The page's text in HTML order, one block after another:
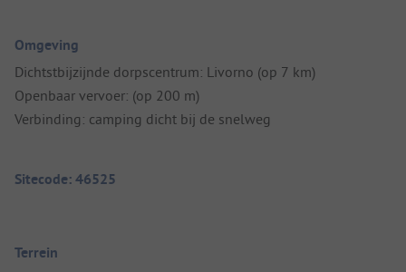
Omgeving
Dichtstbijzijnde dorpscentrum: Livorno (op 7 km)
Openbaar vervoer: (op 200 m)
Verbinding: camping dicht bij de snelweg
Sitecode: 46525
Terrein